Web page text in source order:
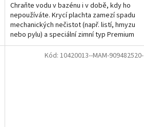
Chraňte vodu v bazénu i v době, kdy ho
nepoužíváte. Krycí plachta zamezí spadu
mechanických nečistot (např. listí, hmyzu
nebo pylu) a speciální zimní typ Premium
díky zesílené...
Kód: 10420013--MAM-909482520-